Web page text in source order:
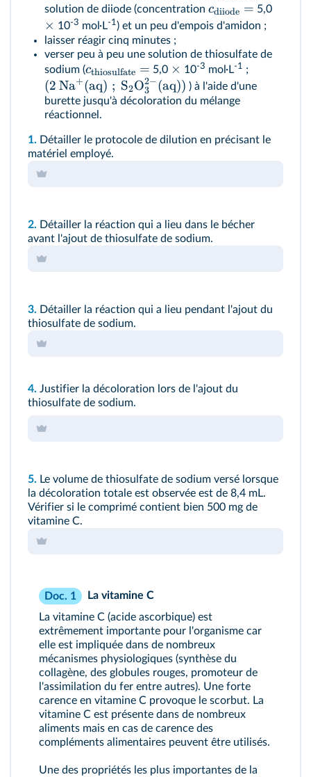
solution de diiode (concentration cdiiode = 5,0
× 10-3 mol·L-1 ) et un peu d'empois d'amidon ;
laisser réagir cinq minutes ;
verser peu à peu une solution de thiosulfate de
sodium (cthiosulfate = 5,0 × 10-3 mol·L-1 ;
(2 Na+(aq) ; S2O3
2−(aq)) ) à l'aide d'une
burette jusqu'à décoloration du mélange
réactionnel.
1. Détailler le protocole de dilution en précisant le
matériel employé.
2. Détailler la réaction qui a lieu dans le bécher
avant l'ajout de thiosulfate de sodium.
3. Détailler la réaction qui a lieu pendant l'ajout du
thiosulfate de sodium.
4. Justifier la décoloration lors de l'ajout du
thiosulfate de sodium.
5. Le volume de thiosulfate de sodium versé lorsque
la décoloration totale est observée est de 8,4 mL.
Vérifier si le comprimé contient bien 500 mg de
vitamine C.
Doc. 1
La vitamine C
La vitamine C (acide ascorbique) est
extrêmement importante pour l'organisme car
elle est impliquée dans de nombreux
mécanismes physiologiques (synthèse du
collagène, des globules rouges, promoteur de
l'assimilation du fer entre autres). Une forte
carence en vitamine C provoque le scorbut. La
vitamine C est présente dans de nombreux
aliments mais en cas de carence des
compléments alimentaires peuvent être utilisés.
Une des propriétés les plus importantes de la